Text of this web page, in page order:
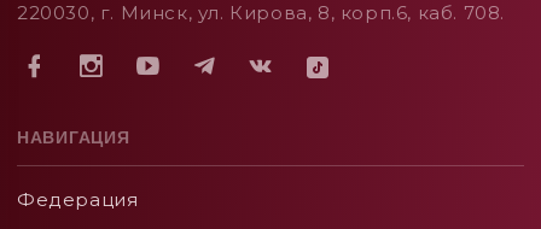
220030, г. Минск, ул. Кирова, 8, корп.6, каб. 708.
НАВИГАЦИЯ
Федерация